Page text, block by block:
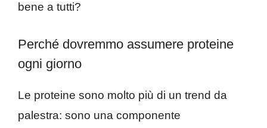
bene a tutti?
Perché dovremmo assumere proteine
ogni giorno
Le proteine sono molto più di un trend da
palestra: sono una componente